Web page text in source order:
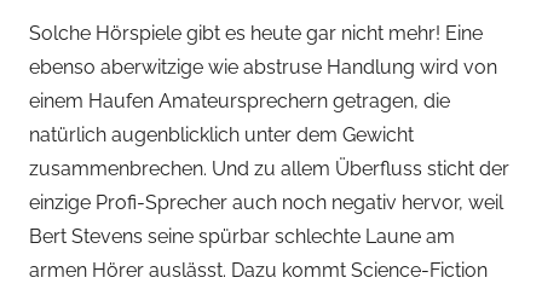
e
r
s
p
i
e
l
Solche Hörspiele gibt es heute gar nicht mehr! Eine
ebenso aberwitzige wie abstruse Handlung wird von
einem Haufen Amateursprechern getragen, die
natürlich augenblicklich unter dem Gewicht
zusammenbrechen. Und zu allem Überfluss sticht der
einzige Profi-Sprecher auch noch negativ hervor, weil
Bert Stevens seine spürbar schlechte Laune am
armen Hörer auslässt. Dazu kommt Science-Fiction